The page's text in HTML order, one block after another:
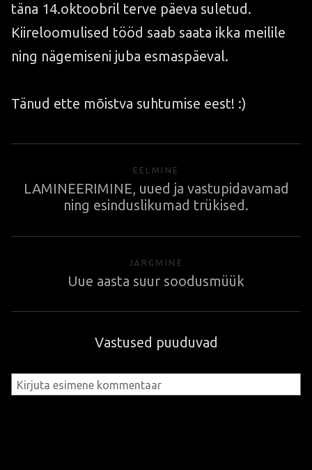
täna 14.oktoobril terve päeva suletud.
Kiireloomulised tööd saab saata ikka meilile
ning nägemiseni juba esmaspäeval.
Tänud ette mõistva suhtumise eest! :)
EELMINE
LAMINEERIMINE, uued ja vastupidavamad
ning esinduslikumad trükised.
JÄRGMINE
Uue aasta suur soodusmüük
Vastused puuduvad